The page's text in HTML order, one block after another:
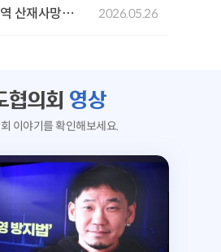
[보도자료] 구의역 산재사망 참사 10주기 추모문화제 및 서울시장후보 생명안전시민약속식 2026.05.26
협의회 영상
이야기를 확인해보세요.